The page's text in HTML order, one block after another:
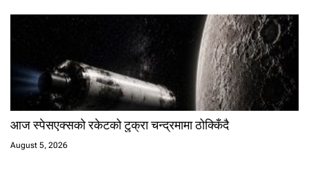
आज स्पेसएक्सको रकेटको टुक्रा चन्द्रमामा ठोक्किँदै
August 5, 2026